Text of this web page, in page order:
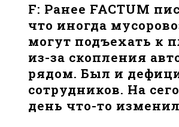
F: Ранее FACTUM
что иногда
могут подъехать к
из-за скопления
рядом. Был и
сотрудников. На
день что-то